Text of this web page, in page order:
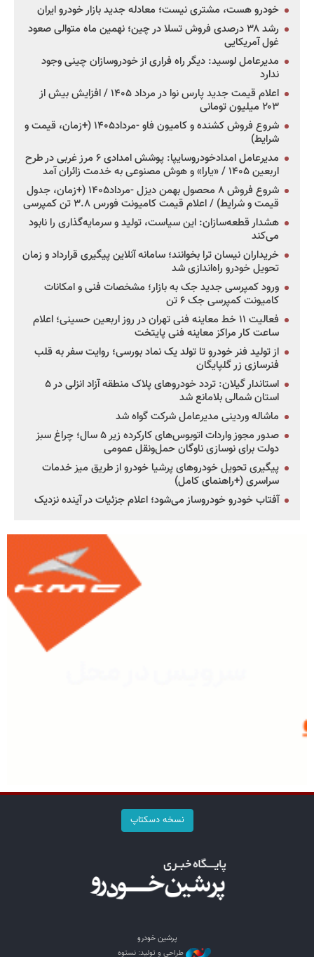
خودرو هست، مشتری نیست؛ معادله جدید بازار خودرو ایران
رشد ۳۸ درصدی فروش تسلا در چین؛ نهمین ماه متوالی صعود
غول آمریکایی
مدیرعامل لوسید: دیگر راه فراری از خودروسازان چینی وجود
ندارد
اعلام قیمت جدید پارس نوا در مرداد ۱۴۰۵ / افزایش بیش از
۲۰۳ میلیون تومانی
شروع فروش کشنده و کامیون فاو -مرداد۱۴۰۵ (+زمان، قیمت و
شرایط)
مدیرعامل امدادخودروسایپا: پوشش امدادی ۶ مرز غربی در طرح
اربعین ۱۴۰۵ / «یارا» و هوش مصنوعی به خدمت زائران آمد
شروع فروش ۸ محصول بهمن دیزل -مرداد۱۴۰۵ (+زمان، جدول
قیمت و شرایط) / اعلام قیمت کامیونت فورس ۳.۸ تن کمپرسی
هشدار قطعه‌سازان: این سیاست، تولید و سرمایه‌گذاری را نابود
می‌کند
خریداران نیسان ترا بخوانند؛ سامانه آنلاین پیگیری قرارداد و زمان
تحویل خودرو راه‌اندازی شد
ورود کمپرسی جدید جک به بازار؛ مشخصات فنی و امکانات
کامیونت کمپرسی جک ۶ تن
فعالیت ۱۱ خط معاینه فنی تهران در روز اربعین حسینی؛ اعلام
ساعت کار مراکز معاینه فنی پایتخت
از تولید فنر خودرو تا تولد یک نماد بورسی؛ روایت سفر به قلب
فنرسازی زر گلپایگان
استاندار گیلان: تردد خودروهای پلاک منطقه آزاد انزلی در ۵
استان شمالی بلامانع شد
ماشاله وردینی مدیرعامل شرکت گواه شد
صدور مجوز واردات اتوبوس‌های کارکرده زیر ۵ سال؛ چراغ سبز
دولت برای نوسازی ناوگان حمل‌ونقل عمومی
پیگیری تحویل خودروهای پرشیا خودرو از طریق میز خدمات
سراسری (+راهنمای کامل)
آفتاب خودرو خودروساز می‌شود؛ اعلام جزئیات در آینده نزدیک
نسخه دسکتاپ
پرشین خودرو
طراحی و تولید: نستوه